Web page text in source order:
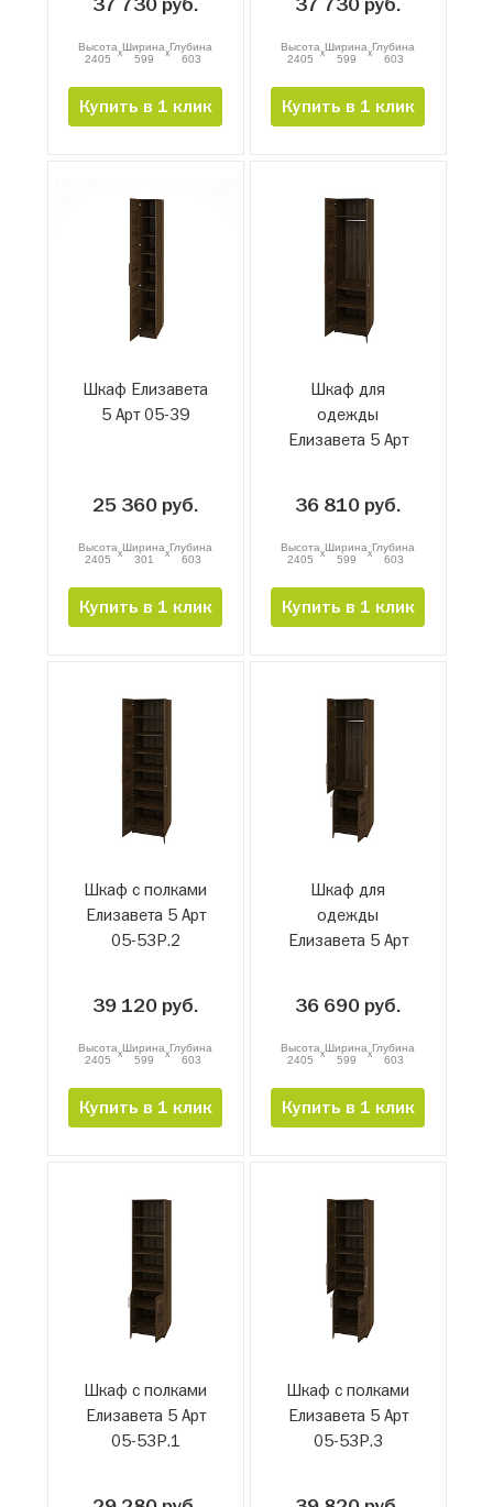
37 730 руб.
Высота
2405
xШирина
599
xГлубина
603
Купить в 1 клик
37 730 руб.
Высота
2405
xШирина
599
xГлубина
603
Купить в 1 клик
Шкаф Елизавета
5 Арт 05-39
25 360 руб.
Высота
2405
xШирина
301
xГлубина
603
Купить в 1 клик
Шкаф для
одежды
Елизавета 5 Арт
36 810 руб.
Высота
2405
xШирина
599
xГлубина
603
Купить в 1 клик
Шкаф с полками
Елизавета 5 Арт
05-53Р.2
39 120 руб.
Высота
2405
xШирина
599
xГлубина
603
Купить в 1 клик
Шкаф для
одежды
Елизавета 5 Арт
36 690 руб.
Высота
2405
xШирина
599
xГлубина
603
Купить в 1 клик
Шкаф с полками
Елизавета 5 Арт
05-53Р.1
Шкаф с полками
Елизавета 5 Арт
05-53Р.3